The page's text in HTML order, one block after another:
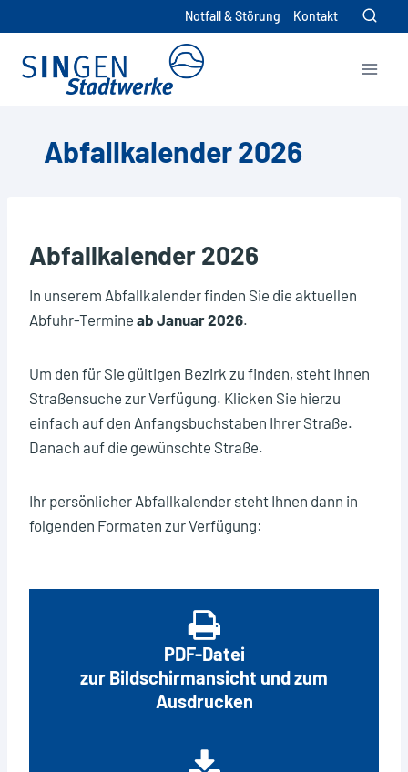
Inhalt
springen
Notfall & Störung Kontakt
Abfallkalender 2026
Abfallkalender 2026
In unserem Abfallkalender finden Sie die aktuellen
Abfuhr-Termine ab Januar 2026.
Um den für Sie gültigen Bezirk zu finden, steht Ihnen
Straßensuche zur Verfügung. Klicken Sie hierzu
einfach auf den Anfangsbuchstaben Ihrer Straße.
Danach auf die gewünschte Straße.
Ihr persönlicher Abfallkalender steht Ihnen dann in
folgenden Formaten zur Verfügung:
PDF-Datei
zur Bildschirmansicht und zum
Ausdrucken
Hier können Sie ihre individuelle
Format herunterladen.
Bitte wählen Sie die Abfallarten aus, die Sie
verwenden möchten.
Altpapier
Gelbe Tonne
Restmüllabfuhr (schwarzer Deckel) 14-tägig
Restmüllabfuhr (roter Deckel) alle 4 Wochen
Christbaumabfuhr
Wann ist der Wertstoffhof geschlossen